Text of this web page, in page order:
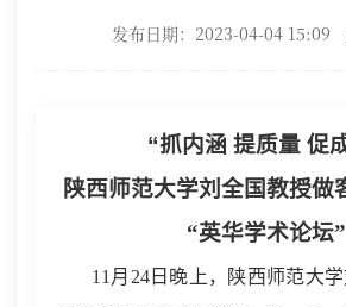
发布日期：2023-04-04 15:09
“抓内涵 提质量 促
陕西师范大学刘全国教授做
“英华学术论坛”
11 月 24日 晚上 ，陕西师范大